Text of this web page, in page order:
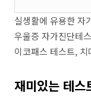
실생활에 유용한
우울증 자가진단테
이코패스 테스트,
재미있는 테스